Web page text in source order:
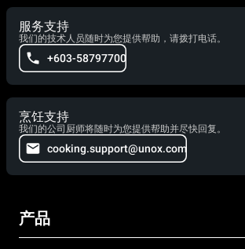
服务支持
我们的技术人员随时为您提供帮助，请拨打电话。
+603-58797700
烹饪支持
我们的公司厨师将随时为您提供帮助并尽快回复。
cooking.support@unox.com
产品